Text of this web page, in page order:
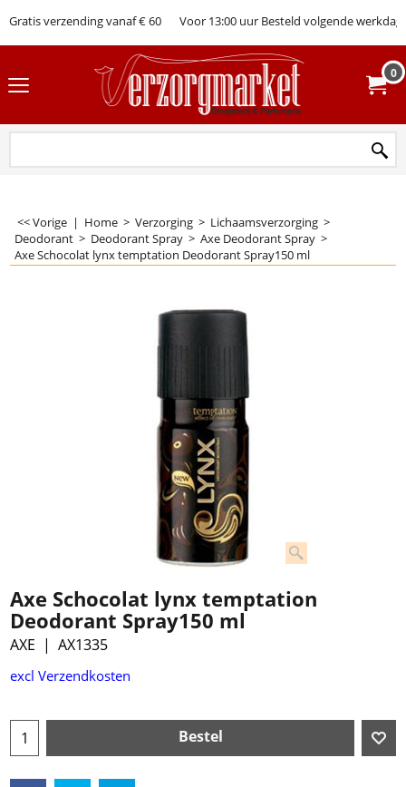
Gratis verzending vanaf € 60 Voor 13:00 uur Besteld volgende werkdag
0
<< Vorige | Home > Verzorging > Lichaamsverzorging >
Deodorant > Deodorant Spray > Axe Deodorant Spray >
Axe Schocolat lynx temptation Deodorant Spray150 ml
Axe Schocolat lynx temptation
Deodorant Spray150 ml
AXE AX1335
excl Verzendkosten
Bestel